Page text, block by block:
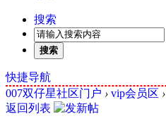
搜索
搜索
快捷导航
007双仔星社区门户 › vip会员区 ›
返回列表